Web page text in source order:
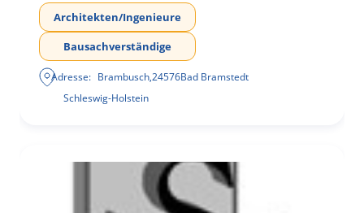
Architekten/Ingenieure
Bausachverständige
Adresse: Brambusch,24576Bad Bramstedt
Schleswig-Holstein